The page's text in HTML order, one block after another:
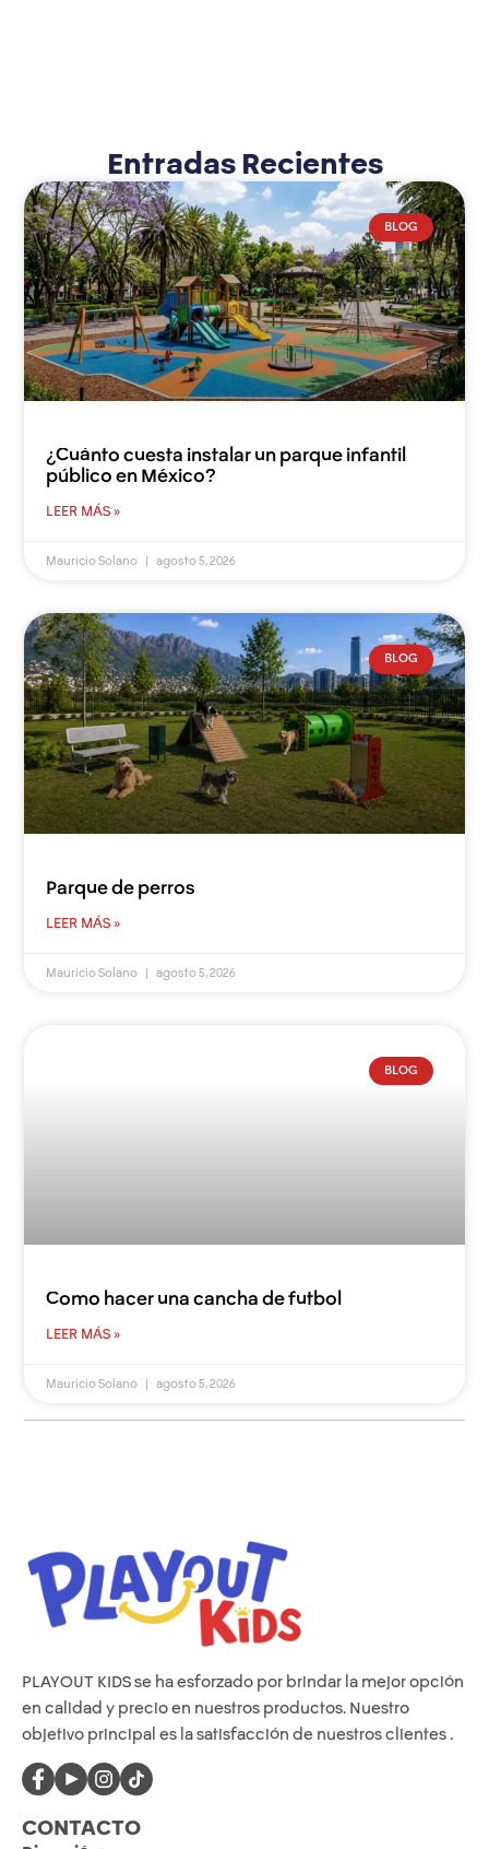
Entradas Recientes
BLOG
¿Cuánto cuesta instalar un parque infantil
público en México?
LEER MÁS »
Mauricio Solano agosto 5, 2026
BLOG
Parque de perros
LEER MÁS »
Mauricio Solano agosto 5, 2026
BLOG
Como hacer una cancha de futbol
LEER MÁS »
Mauricio Solano agosto 5, 2026
PLAYOUT KIDS se ha esforzado por brindar la mejor opción
en calidad y precio en nuestros productos. Nuestro
objetivo principal es la satisfacción de nuestros clientes .
CONTACTO